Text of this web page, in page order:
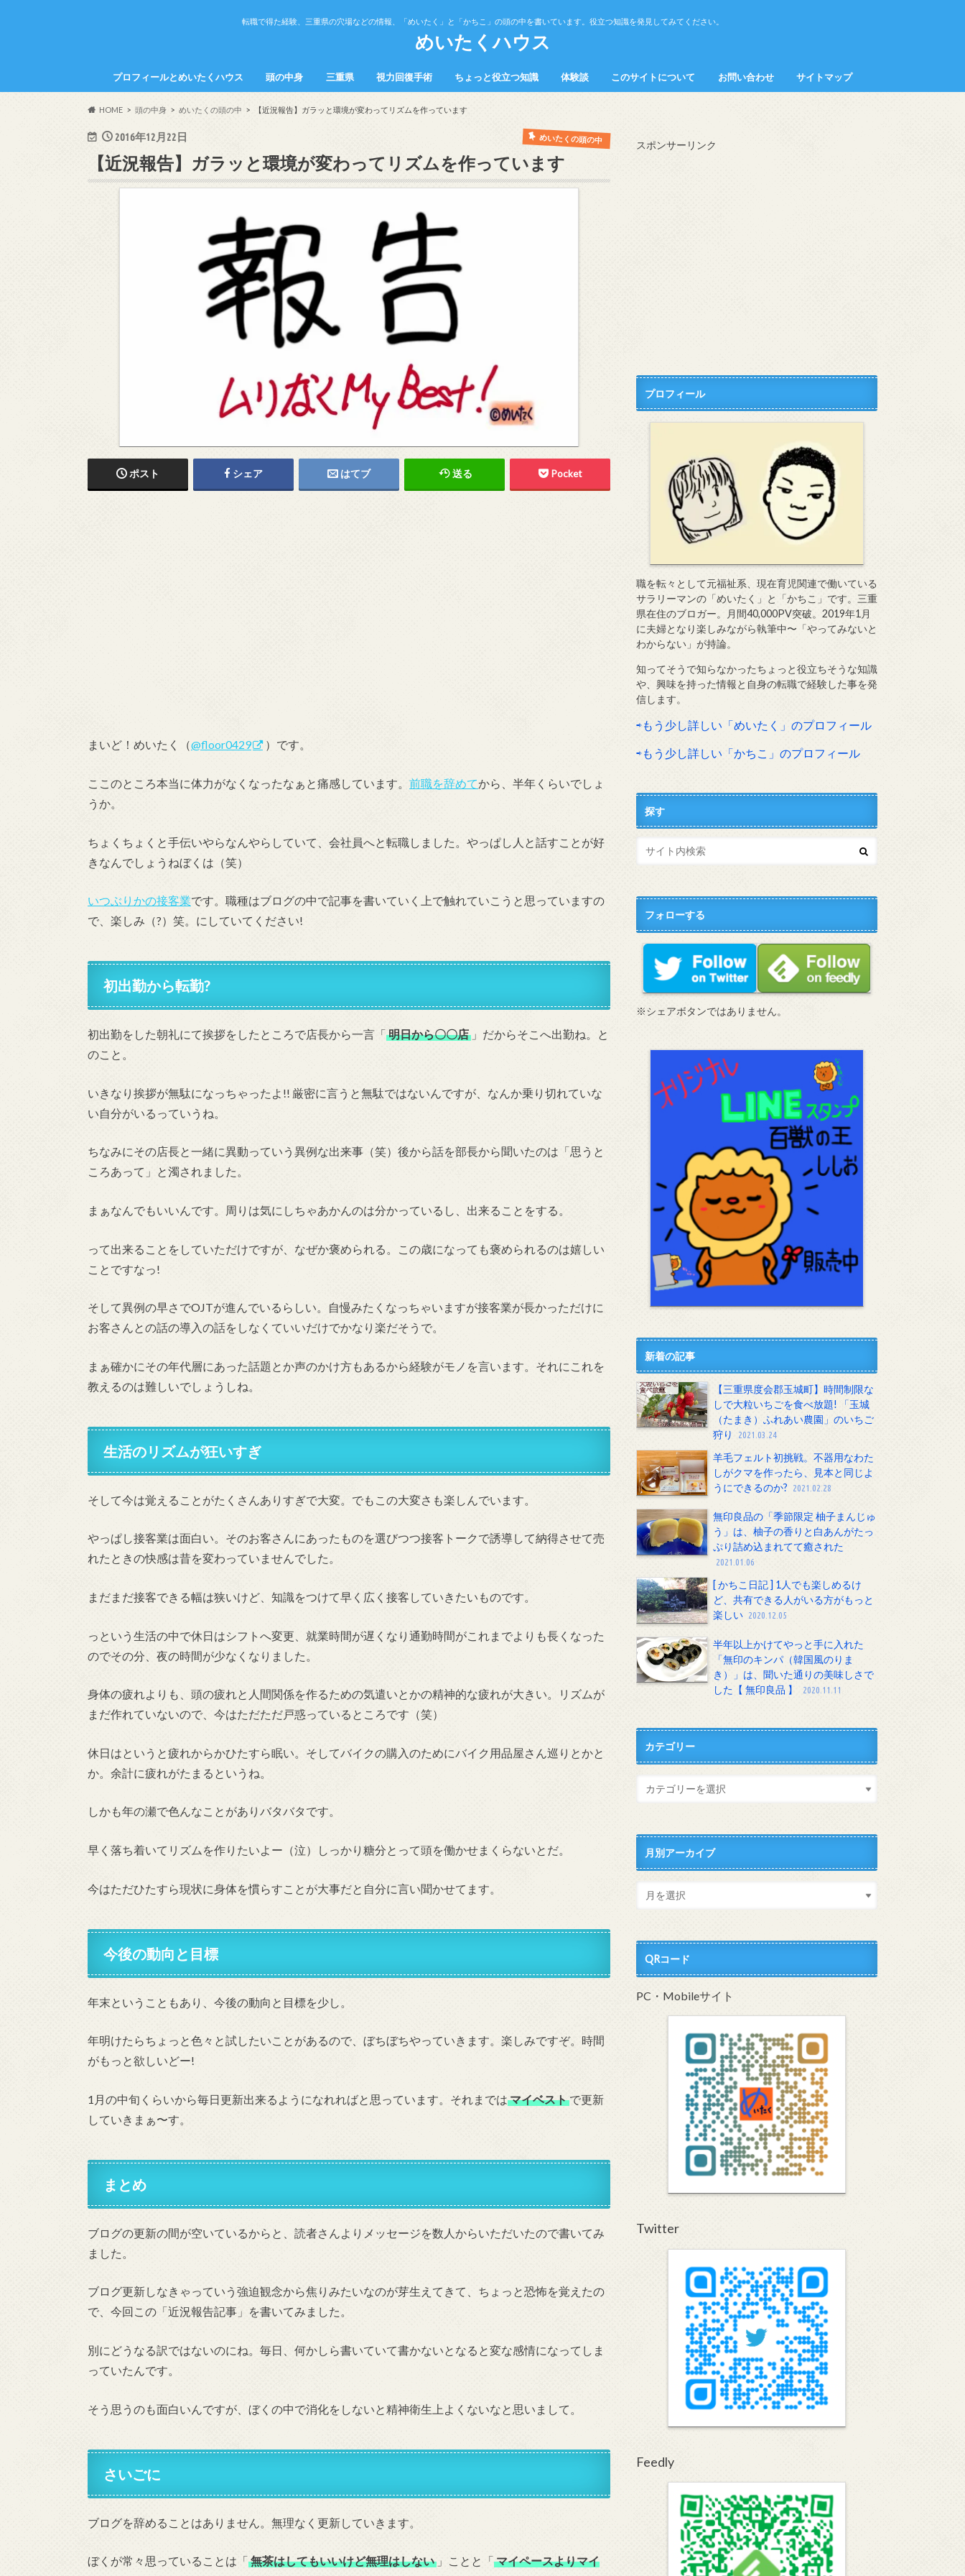
転職で得た経験、三重県の穴場などの情報、「めいたく」と「かちこ」の頭の中を書いています。役立つ知識を発見してみてください。
めいたくハウス
プロフィールとめいたくハウス 頭の中身 三重県 視力回復手術 ちょっと役立つ知識 体験談 このサイトについて お問い合わせ サイトマップ
HOME 頭の中身 めいたくの頭の中 【近況報告】ガラッと環境が変わってリズムを作っています
2016年12月22日 めいたくの頭の中
【近況報告】ガラッと環境が変わってリズムを作っています
ポスト シェア はてブ 送る Pocket
まいど！めいたく（@floor0429 ）です。
ここのところ本当に体力がなくなったなぁと痛感しています。 前職を辞めてから、半年くらいでしょ
うか。
ちょくちょくと手伝いやらなんやらしていて、会社員へと転職しました。やっぱし人と話すことが好
きなんでしょうねぼくは（笑）
いつぶりかの接客業です。職種はブログの中で記事を書いていく上で触れていこうと思っていますの
で、楽しみ（?）笑。にしていてください!
初出勤から転勤?
初出勤をした朝礼にて挨拶をしたところで店長から一言「 明日から〇〇店 」だからそこへ出勤ね。と
のこと。
いきなり挨拶が無駄になっちゃったよ!! 厳密に言うと無駄ではないんですが、なんか乗り切れていな
い自分がいるっていうね。
ちなみにその店長と一緒に異動っていう異例な出来事（笑）後から話を部長から聞いたのは「思うと
ころあって」と濁されました。
まぁなんでもいいんです。周りは気にしちゃあかんのは分かっているし、出来ることをする。
って出来ることをしていただけですが、なぜか褒められる。この歳になっても褒められるのは嬉しい
ことですなっ!
そして異例の早さでOJTが進んでいるらしい。自慢みたくなっちゃいますが接客業が長かっただけに
お客さんとの話の導入の話をしなくていいだけでかなり楽だそうで。
まぁ確かにその年代層にあった話題とか声のかけ方もあるから経験がモノを言います。それにこれを
教えるのは難しいでしょうしね。
生活のリズムが狂いすぎ
そして今は覚えることがたくさんありすぎで大変。でもこの大変さも楽しんでいます。
やっぱし接客業は面白い。そのお客さんにあったものを選びつつ接客トークで誘導して納得させて売
れたときの快感は昔を変わっていませんでした。
まだまだ接客できる幅は狭いけど、知識をつけて早く広く接客していきたいものです。
っという生活の中で休日はシフトへ変更、就業時間が遅くなり通勤時間がこれまでよりも長くなった
のでその分、夜の時間が少なくなりました。
身体の疲れよりも、頭の疲れと人間関係を作るための気遣いとかの精神的な疲れが大きい。リズムが
まだ作れていないので、今はただただ戸惑っているところです（笑）
休日はというと疲れからかひたすら眠い。そしてバイクの購入のためにバイク用品屋さん巡りとかと
か。余計に疲れがたまるというね。
しかも年の瀬で色んなことがありバタバタです。
早く落ち着いてリズムを作りたいよー（泣）しっかり糖分とって頭を働かせまくらないとだ。
今はただひたすら現状に身体を慣らすことが大事だと自分に言い聞かせてます。
今後の動向と目標
年末ということもあり、今後の動向と目標を少し。
年明けたらちょっと色々と試したいことがあるので、ぼちぼちやっていきます。楽しみですぞ。時間
がもっと欲しいどー!
1月の中旬くらいから毎日更新出来るようになれればと思っています。それまでは マイベスト で更新
していきまぁ〜す。
まとめ
ブログの更新の間が空いているからと、読者さんよりメッセージを数人からいただいたので書いてみ
ました。
ブログ更新しなきゃっていう強迫観念から焦りみたいなのが芽生えてきて、ちょっと恐怖を覚えたの
で、今回この「近況報告記事」を書いてみました。
別にどうなる訳ではないのにね。毎日、何かしら書いていて書かないとなると変な感情になってしま
っていたんです。
そう思うのも面白いんですが、ぼくの中で消化をしないと精神衛生上よくないなと思いまして。
さいごに
ブログを辞めることはありません。無理なく更新していきます。
ぼくが常々思っていることは「 無茶はしてもいいけど無理はしない 」ことと「 マイペースよりマイ
スポンサーリンク
プロフィール
職を転々として元福祉系、現在育児関連で働いている
サラリーマンの「めいたく」と「かちこ」です。三重
県在住のブロガー。月間40,000PV突破。2019年1月
に夫婦となり楽しみながら執筆中〜「やってみないと
わからない」が持論。
知ってそうで知らなかったちょっと役立ちそうな知識
や、興味を持った情報と自身の転職で経験した事を発
信します。
⇨もう少し詳しい「めいたく」のプロフィール
⇨もう少し詳しい「かちこ」のプロフィール
探す
フォローする
※シェアボタンではありません。
新着の記事
【三重県度会郡玉城町】時間制限な
しで大粒いちごを食べ放題! 「玉城
（たまき）ふれあい農園」のいちご
狩り
2021.03.24
羊毛フェルト初挑戦。不器用なわた
しがクマを作ったら、見本と同じよ
うにできるのか?
2021.02.28
無印良品の「季節限定 柚子まんじゅ
う」は、柚子の香りと白あんがたっ
ぷり詰め込まれてて癒された
2021.01.06
[ かちこ日記 ] 1人でも楽しめるけ
ど、共有できる人がいる方がもっと
楽しい 2020.12.05
半年以上かけてやっと手に入れた
「無印のキンパ（韓国風のりま
き）」は、聞いた通りの美味しさで
した【 無印良品 】
2020.11.11
カテゴリー
月別アーカイブ
QRコード
PC・Mobileサイト
Twitter
Feedly